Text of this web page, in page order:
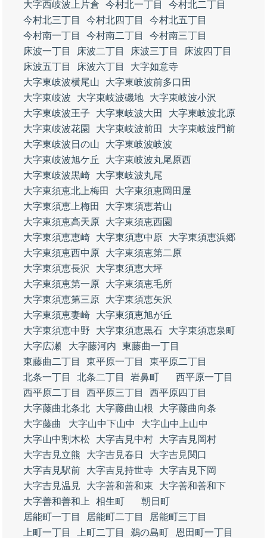
大字西岐波上片倉
今村北一丁目
今村北二丁目
今村北三丁目
今村北四丁目
今村北五丁目
今村南一丁目
今村南二丁目
今村南三丁目
床波一丁目
床波二丁目 床波三丁目
床波四丁目
床波五丁目
床波六丁目
大字如意寺
大字東岐波横尾山
大字東岐波前多口田
大字東岐波
大字東岐波磯地
大字東岐波小沢
大字東岐波王子
大字東岐波大田
大字東岐波北原
大字東岐波花園
大字東岐波前田
大字東岐波門前
大字東岐波日の山
大字東岐波岐波
大字東岐波旭ケ丘
大字東岐波丸尾原西
大字東岐波黒崎
大字東岐波丸尾
大字東須恵北上梅田
大字東須恵岡田屋
大字東須恵上梅田
大字東須恵若山
大字東須恵高天原
大字東須恵西園
大字東須恵恵崎
大字東須恵中原
大字東須恵浜郷
大字東須恵西中原
大字東須恵第二原
大字東須恵長沢
大字東須恵大坪
大字東須恵第一原
大字東須恵毛所
大字東須恵第三原
大字東須恵矢沢
大字東須恵妻崎
大字東須恵旭が丘
大字東須恵中野
大字東須恵黒石
大字東須恵泉町
大字広瀬
大字藤河内
東藤曲一丁目
東藤曲二丁目
東平原一丁目
東平原二丁目
北条一丁目
北条二丁目 岩鼻町
西平原一丁目
西平原二丁目
西平原三丁目
西平原四丁目
大字藤曲北条北
大字藤曲山根
大字藤曲向条
大字藤曲
大字山中下山中
大字山中上山中
大字山中割木松
大字吉見中村
大字吉見岡村
大字吉見立熊
大字吉見春日
大字吉見関口
大字吉見駅前
大字吉見持世寺
大字吉見下岡
大字吉見温見
大字善和善和東
大字善和善和下
大字善和善和上
相生町
朝日町
居能町一丁目
居能町二丁目
居能町三丁目
上町一丁目
上町二丁目 鵜の島町
恩田町一丁目